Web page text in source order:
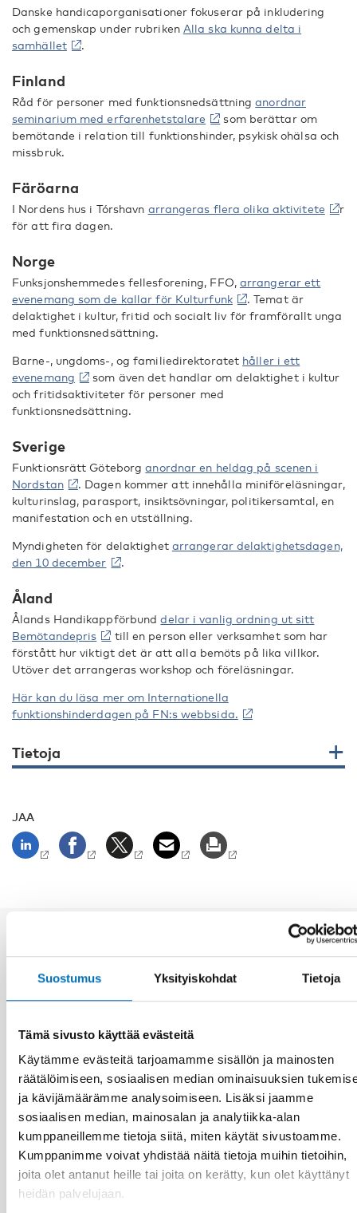
Suostumus Yksityiskohdat Tietoja
Tämä sivusto käyttää evästeitä
Käytämme evästeitä tarjoamamme sisällön ja mainosten
räätälöimiseen, sosiaalisen median ominaisuuksien
ja kävijämäärämme analysoimiseen. Lisäksi jaamme
sosiaalisen median, mainosalan ja analytiikka-alan
kumppaneillemme tietoja siitä, miten käytät sivustoamme.
Kumppanimme voivat yhdistää näitä tietoja muihin tietoihin,
joita olet antanut heille tai joita on kerätty, kun olet käyttänyt
heidän palvelujaan.
Danske handicaporganisationer fokuserar på inkludering
och gemenskap under rubriken Alla ska kunna delta i
samhället
.
Finland
Råd för personer med funktionsnedsättninganordnar
seminarium med erfarenhetstalare
som berättar om
bemötande i relation till funktionshinder, psykisk ohälsa och
missbruk.
Färöarna
I Nordens hus i Tórshavn arrangeras flera olika aktivitete
r
för att fira dagen.
Norge
Funksjonshemmedes fellesforening, FFO, arrangerar ett
evenemang som de kallar för Kulturfunk
. Temat är
delaktighet i kultur, fritid och socialt liv för framförallt unga
med funktionsnedsättning.
Barne-, ungdoms-, og familiedirektoratet håller i ett
evenemang
som även det handlar om delaktighet i kultur
och fritidsaktiviteter för personer med
funktionsnedsättning.
Sverige
Funktionsrätt Göteborganordnar en heldag på scenen i
Nordstan
. Dagen kommer att innehålla miniföreläsningar,
kulturinslag, parasport, insiktsövningar, politikersamtal, en
manifestation och en utställning.
Myndigheten för delaktighet arrangerar delaktighetsdagen,
den 10 december
.
Åland
Ålands Handikappförbunddelar i vanlig ordning ut sitt
Bemötandepris
till en person eller verksamhet som har
förstått hur viktigt det är att alla bemöts på lika villkor.
Utöver det arrangeras workshop och föreläsningar.
Här kan du läsa mer om Internationella
funktionshinderdagen på FN:s webbsida.
Tietoja
JAA
Aiheeseen liittyviä uutisia